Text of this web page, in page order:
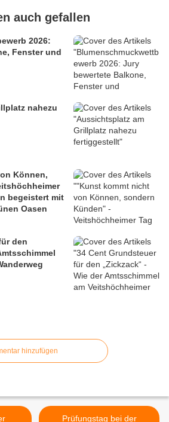
auch gefallen
2026:
Fenster und
nahezu
Können,
begeistert mit
Oasen
den
hinzufügen
Prüfungstag bei der